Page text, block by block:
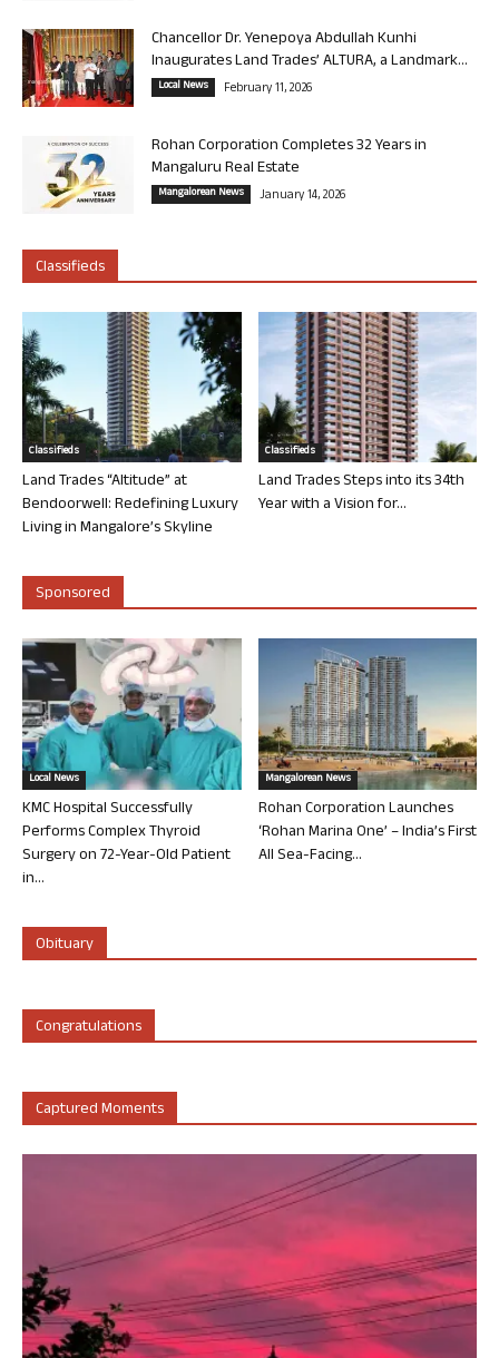
Chancellor Dr. Yenepoya Abdullah Kunhi
Inaugurates Land Trades’ ALTURA, a Landmark...
Local News February 11, 2026
Rohan Corporation Completes 32 Years in
Mangaluru Real Estate
Mangalorean News January 14, 2026
Classifieds
Classifieds
Land Trades “Altitude” at
Bendoorwell: Redefining Luxury
Living in Mangalore’s Skyline
Classifieds
Land Trades Steps into its 34th
Year with a Vision for...
Sponsored
Local News
KMC Hospital Successfully
Performs Complex Thyroid
Surgery on 72-Year-Old Patient
in...
Mangalorean News
Rohan Corporation Launches
‘Rohan Marina One’ – India’s First
All Sea-Facing...
Obituary
Congratulations
Captured Moments